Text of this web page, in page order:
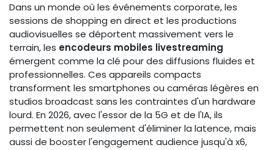
Dans un monde où les événements corporate, les
sessions de shopping en direct et les productions
audiovisuelles se déportent massivement vers le
terrain, les encodeurs mobiles livestreaming
émergent comme la clé pour des diffusions fluides et
professionnelles. Ces appareils compacts
transforment les smartphones ou caméras légères en
studios broadcast sans les contraintes d'un hardware
lourd. En 2026, avec l'essor de la 5G et de l'IA, ils
permettent non seulement d'éliminer la latence, mais
aussi de booster l'engagement audience jusqu'à x6,